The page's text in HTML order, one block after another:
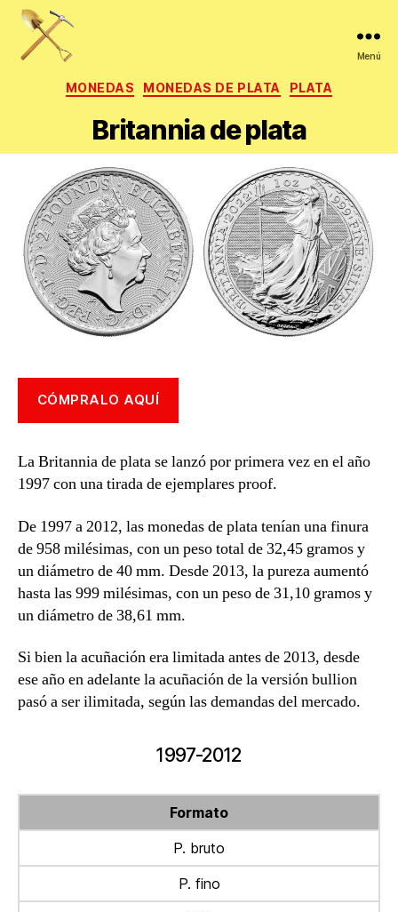
Menú
Categorías
MONEDAS MONEDAS DE PLATA PLATA
Britannia de plata
CÓMPRALO AQUÍ
La Britannia de plata se lanzó por primera vez en el año
1997 con una tirada de ejemplares proof.
De 1997 a 2012, las monedas de plata tenían una finura
de 958 milésimas, con un peso total de 32,45 gramos y
un diámetro de 40 mm. Desde 2013, la pureza aumentó
hasta las 999 milésimas, con un peso de 31,10 gramos y
un diámetro de 38,61 mm.
Si bien la acuñación era limitada antes de 2013, desde
ese año en adelante la acuñación de la versión bullion
pasó a ser ilimitada, según las demandas del mercado.
1997-2012
Formato
P. bruto
P. fino